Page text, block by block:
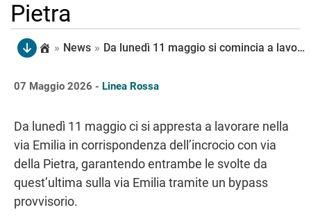
Pietra
» News » Da lunedì 11 maggio si comincia a lavorare all’incrocio con via della Pietra
07 Maggio 2026 - Linea Rossa
Da lunedì 11 maggio ci si appresta a lavorare nella
via Emilia in corrispondenza dell’incrocio con via
della Pietra, garantendo entrambe le svolte da
quest’ultima sulla via Emilia tramite un bypass
provvisorio.